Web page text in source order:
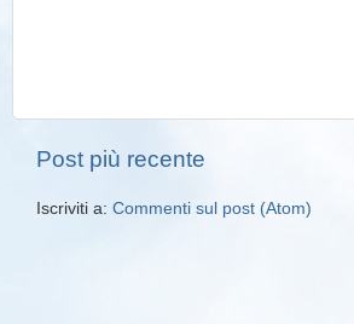
Post più recente
Iscriviti a: Commenti sul post (Atom)